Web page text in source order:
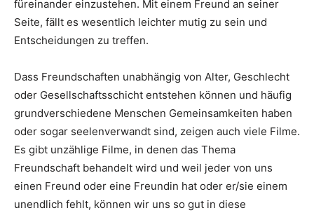
füreinander einzustehen. Mit einem Freund an seiner
Seite, fällt es wesentlich leichter mutig zu sein und
Entscheidungen zu treffen.
Dass Freundschaften unabhängig von Alter, Geschlecht
oder Gesellschaftsschicht entstehen können und häufig
grundverschiedene Menschen Gemeinsamkeiten haben
oder sogar seelenverwandt sind, zeigen auch viele Filme.
Es gibt unzählige Filme, in denen das Thema
Freundschaft behandelt wird und weil jeder von uns
einen Freund oder eine Freundin hat oder er/sie einem
unendlich fehlt, können wir uns so gut in diese